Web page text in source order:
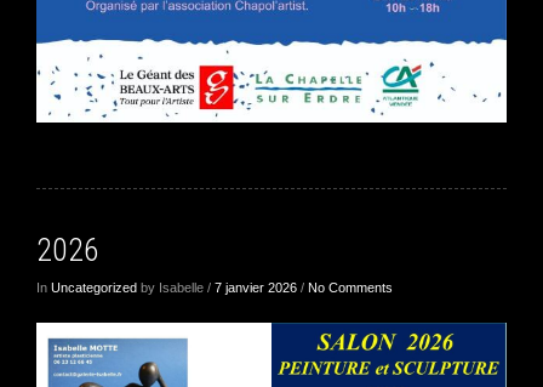
2026
In Uncategorized by Isabelle / 7 janvier 2026 / No Comments